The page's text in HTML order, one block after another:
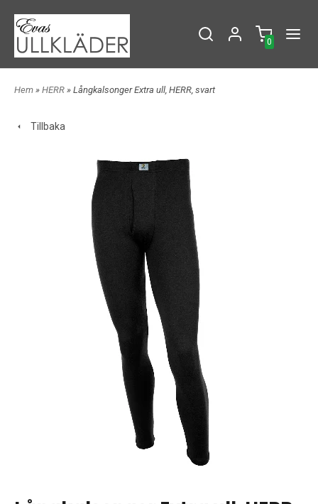
0
Hem » HERR » Långkalsonger Extra ull, HERR, svart
Tillbaka